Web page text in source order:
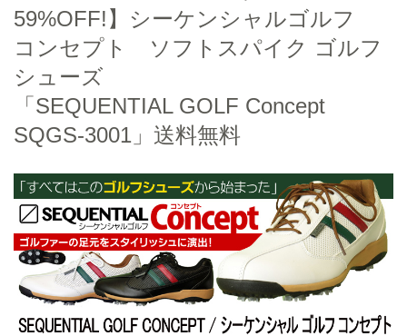
59%OFF!】シーケンシャルゴルフ
コンセプト ソフトスパイク ゴルフ
シューズ
「SEQUENTIAL GOLF Concept
SQGS-3001」送料無料